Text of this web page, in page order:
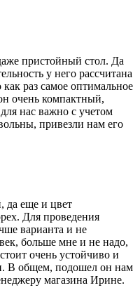
пристойный стол. Да
у него рассчитана
раз самое оптимальное
очень компактный,
нас важно с учетом
привезли нам его
да еще и цвет
Для проведения
варианта и не
больше мне и не надо,
очень устойчиво и
В общем, подошел он нам
магазина Ирине.